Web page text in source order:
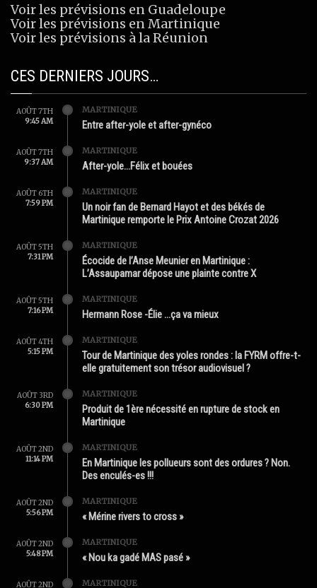
Voir les prévisions en Guadeloupe
Voir les prévisions en Martinique
Voir les prévisions à la Réunion
CES DERNIERS JOURS…
AOÛT 7TH
9:45 AM
MARTINIQUE
Entre after-yole et after-gynéco
AOÛT 7TH
9:37 AM
MARTINIQUE
After-yole…Félix et bouées
AOÛT 6TH
7:59 PM
MARTINIQUE
Un noir fan de Bernard Hayot et des békés de
Martinique remporte le Prix Antoine Crozat 2026
AOÛT 5TH
7:31 PM
MARTINIQUE
Écocide de l’Anse Meunier en Martinique :
L’Assaupamar dépose une plainte contre X
AOÛT 5TH
7:16 PM
MARTINIQUE
Hermann Rose -Élie …ça va mieux
AOÛT 4TH
5:15 PM
MARTINIQUE
Tour de Martinique des yoles rondes : la FYRM offre-t-
elle gratuitement son trésor audiovisuel ?
AOÛT 3RD
6:30 PM
MARTINIQUE
Produit de 1ère nécessité en rupture de stock en
Martinique
AOÛT 2ND
11:14 PM
MARTINIQUE
En Martinique les pollueurs sont des ordures ? Non.
Des enculés-es !!!
AOÛT 2ND
5:56 PM
MARTINIQUE
« Mérine rivers to cross »
AOÛT 2ND
5:48 PM
MARTINIQUE
« Nou ka gadé MAS pasé »
AOÛT 2ND MARTINIQUE